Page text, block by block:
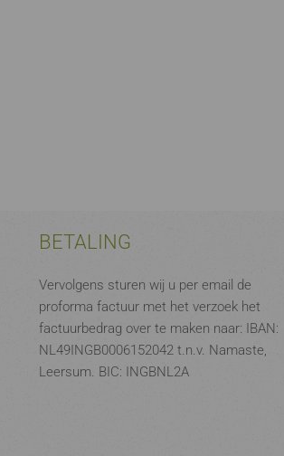
BETALING
Vervolgens sturen wij u per email de
proforma factuur met het verzoek het
factuurbedrag over te maken naar: IBAN:
NL49INGB0006152042 t.n.v. Namaste,
Leersum. BIC: INGBNL2A